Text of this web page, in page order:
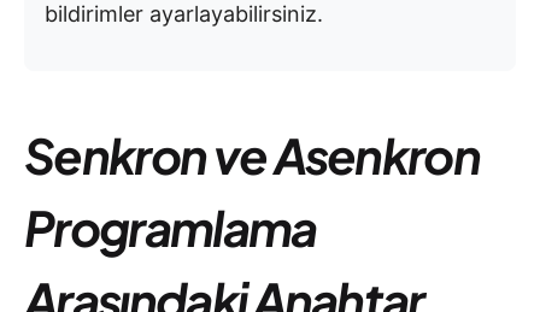
bildirimler ayarlayabilirsiniz.
Senkron ve Asenkron
Programlama
Arasındaki Anahtar